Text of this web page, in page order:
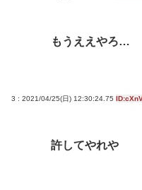
もうええやろ…
3 : 2021/04/25(日) 12:30:24.75
許してやれや